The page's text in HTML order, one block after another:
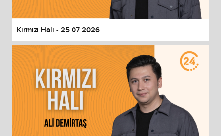
Kırmızı Halı - 25 07 2026